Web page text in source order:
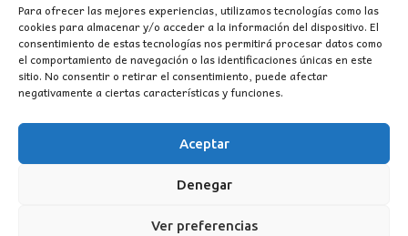
Para ofrecer las mejores experiencias, utilizamos tecnologías como las
cookies para almacenar y/o acceder a la información del dispositivo. El
consentimiento de estas tecnologías nos permitirá procesar datos como
el comportamiento de navegación o las identificaciones únicas en este
sitio. No consentir o retirar el consentimiento, puede afectar
negativamente a ciertas características y funciones.
Aceptar
Denegar
Ver preferencias
CONTACTO
MI CUENTA